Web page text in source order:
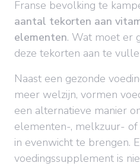
Franse bevolking te
aantal tekorten aan
elementen. Wat moet er
deze tekorten aan te
Naast een gezonde
meer welzijn, vormen
een alternatieve manier
elementen-, melkzuur-
in evenwicht te brengen.
voedingssupplement is